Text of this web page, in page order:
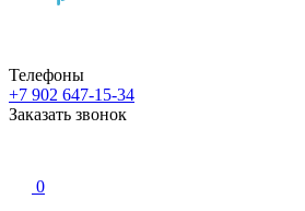
Телефоны
+7 902 647-15-34
Заказать звонок
0